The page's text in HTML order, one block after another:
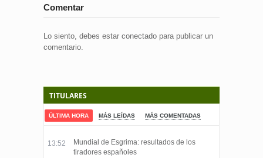
Comentar
Lo siento, debes estar conectado para publicar un
comentario.
TITULARES
ÚLTIMA HORA MÁS LEÍDAS MÁS COMENTADAS
13:52
Mundial de Esgrima: resultados de los
tiradores españoles